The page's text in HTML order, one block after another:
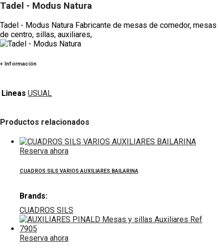
Tadel - Modus Natura
Tadel - Modus Natura Fabricante de mesas de comedor, mesas
de centro, sillas, auxiliares,
+ Información
Lineas USUAL
Productos relacionados
Reserva ahora
CUADROS SILS VARIOS AUXILIARES BAILARINA
Brands:
CUADROS SILS
Reserva ahora